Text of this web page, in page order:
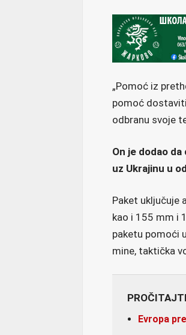
„Pomoć iz
pomoć
odbranu svoje
On je dodao
uz Ukrajinu u
Paket uključuje
kao i 155 mm i
paketu pomoći
mine, taktička
Evropa